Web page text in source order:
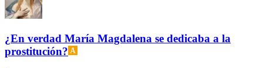
¿En verdad María Magdalena se dedicaba a la
prostitución?